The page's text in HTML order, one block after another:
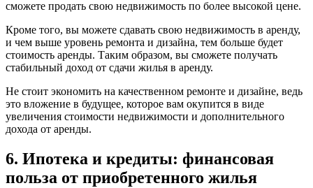
сможете продать свою недвижимость по более высокой цене.
Кроме того, вы можете сдавать свою недвижимость в аренду,
и чем выше уровень ремонта и дизайна, тем больше будет
стоимость аренды. Таким образом, вы сможете получать
стабильный доход от сдачи жилья в аренду.
Не стоит экономить на качественном ремонте и дизайне, ведь
это вложение в будущее, которое вам окупится в виде
увеличения стоимости недвижимости и дополнительного
дохода от аренды.
6. Ипотека и кредиты: финансовая
польза от приобретенного жилья